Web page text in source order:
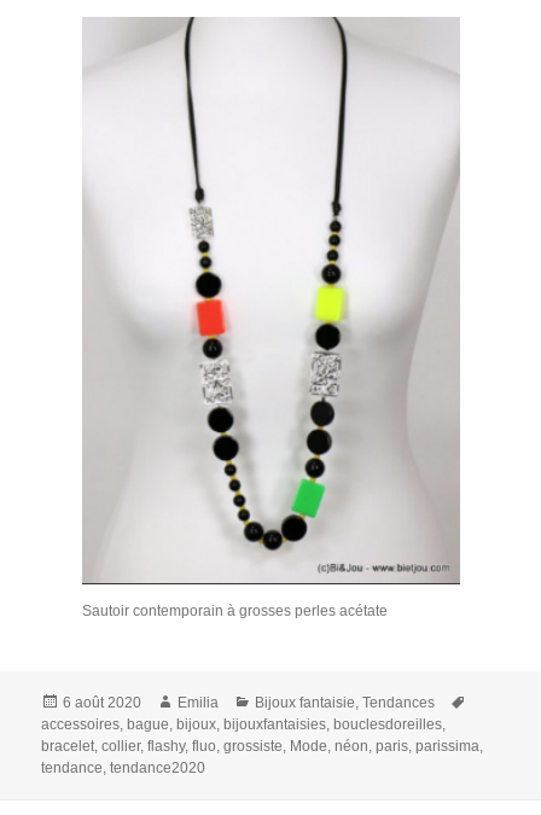
Sautoir contemporain à grosses perles acétate
Publié
le
6 août 2020 Auteur
Emilia Catégories
Bijoux fantaisie,Tendances
accessoires, bague, bijoux, bijouxfantaisies, bouclesdoreilles,
bracelet,collier,flashy,fluo,grossiste, Mode,néon,paris,parissima,
tendance,tendance2020